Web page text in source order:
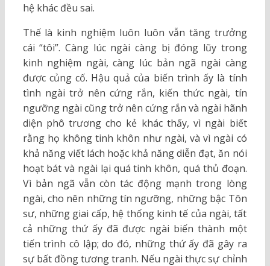
hệ khác đều sai.
Thế là kinh nghiệm luôn luôn vẫn tăng trưởng
cái “tôi”. Càng lúc ngài càng bị đóng lũy trong
kinh nghiệm ngài, càng lúc bản ngã ngài càng
được củng cố. Hậu quả của biến trình ấy là tính
tình ngài trở nên cứng rắn, kiến thức ngài, tín
ngưỡng ngài cũng trở nên cứng rắn và ngài hãnh
diện phô trương cho kẻ khác thấy, vì ngài biết
rằng họ không tinh khôn như ngài, và vì ngài có
khả năng viết lách hoặc khả năng diễn đạt, ăn nói
hoạt bát và ngài lại quá tinh khôn, quá thủ đoạn.
Vì bản ngã vẫn còn tác động mạnh trong lòng
ngài, cho nên những tín ngưỡng, những bậc Tôn
sư, những giai cấp, hệ thống kinh tế của ngài, tất
cả những thứ ấy đã được ngài biến thành một
tiến trình cô lập; do đó, những thứ ấy đã gây ra
sự bất đồng tương tranh. Nếu ngài thực sự chỉnh